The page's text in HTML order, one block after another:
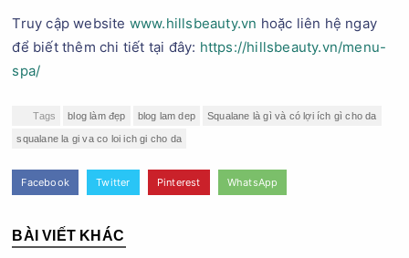
Truy cập website www.hillsbeauty.vn hoặc liên hệ ngay
để biết thêm chi tiết tại đây: https://hillsbeauty.vn/menu-
spa/
Tags blog làm đẹp blog lam dep Squalane là gì và có lợi ích gì cho da
squalane la gi va co loi ich gi cho da
Facebook Twitter Pinterest WhatsApp
BÀI VIẾT KHÁC